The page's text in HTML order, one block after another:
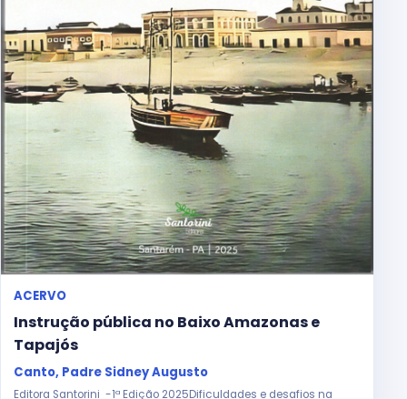
ACERVO
Instrução pública no Baixo Amazonas e
Tapajós
Canto, Padre Sidney Augusto
Editora Santorini -1ª Edição 2025Dificuldades e desafios na